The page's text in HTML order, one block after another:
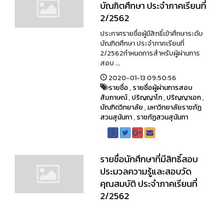
บัณฑิตศึกษา ประจำภาคเรียนที่
2/2562
ประกาศรายชื่อผู้มีสิทธิ์เข้าศึกษาระดับ
บัณฑิตศึกษา ประจำภาคเรียนที่
2/2562กำหนดการสำหรับผู้ผ่านการ
สอบ ...
2020-01-13 09:50:56
รายชื่อ,รายชื่อผู้ผ่านการสอบ
สัมภาษณ์,ปริญญาโท,ปริญญาเอก,
บัณฑิตวิทยาลัย,มหาวิทยาลัยราชภัฏ
สวนสุนันทา,ราชภัฏสวนสุนันทา
รายชื่อนักศึกษาที่มีสิทธิ์สอบ
ประมวลความรู้และสอบวัด
คุณสมบัติ ประจำภาคเรียนที่
2/2562